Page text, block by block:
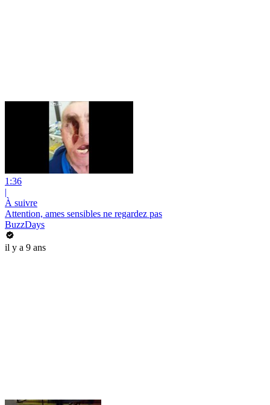
1:36
|
À suivre
Attention, ames sensibles ne regardez pas
BuzzDays
il y a 9 ans